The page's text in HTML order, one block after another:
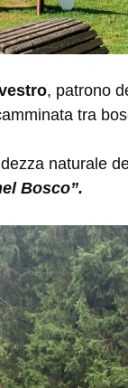
, patrono
tra
naturale
Bosco”.